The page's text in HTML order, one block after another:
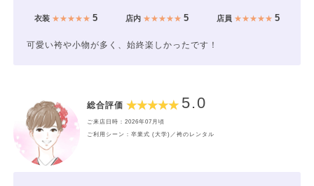
衣装★★★★★ 5 店内★★★★★ 5 店員 ★★★★★5
可愛い袴や小物が多く、始終楽しかったです！
総合評価 5.0
ご来店日時：2026年07月頃
ご利用シーン：卒業式 (大学)／袴のレンタル